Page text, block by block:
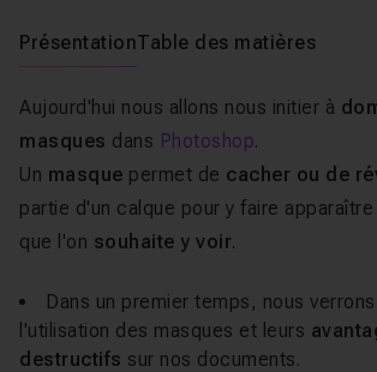
PrésentationTable des matières
Aujourd'hui nous allons nous initier à
masques dans Photoshop.
Un masque permet de cacher ou de
partie d'un calque pour y faire
que l'on souhaite y voir.
Dans un premier temps, nous
l'utilisation des masques et leurs
destructifs sur nos documents.